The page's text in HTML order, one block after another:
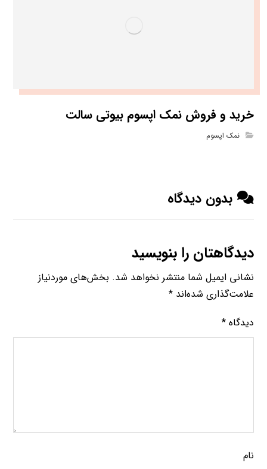
خرید و فروش نمک اپسوم بیوتی سالت
نمک اپسوم
بدون دیدگاه
دیدگاهتان را بنویسید
نشانی ایمیل شما منتشر نخواهد شد. بخش‌های موردنیاز
علامت‌گذاری شده‌اند*
دیدگاه*
نام